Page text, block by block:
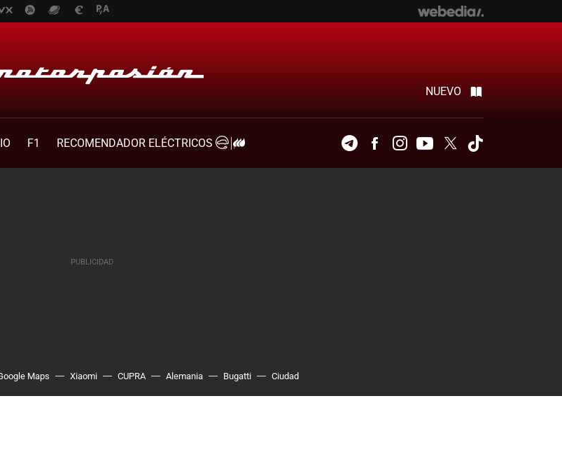
NUEVO
F1
RECOMENDADOR ELÉCTRICOS
TelegramFacebookInstagramYoutubeTwitter
Maps Xiaomi CUPRA Alemania Bugatti Ciudad